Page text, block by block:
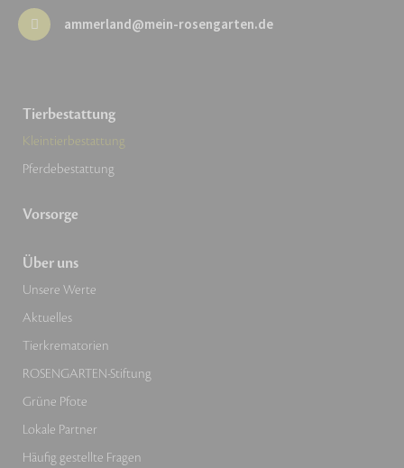
ammerland@mein-rosengarten.de
Tierbestattung
Kleintierbestattung
Pferdebestattung
Vorsorge
Über uns
Unsere Werte
Aktuelles
Tierkrematorien
ROSENGARTEN-Stiftung
Grüne Pfote
Lokale Partner
Häufig gestellte Fragen